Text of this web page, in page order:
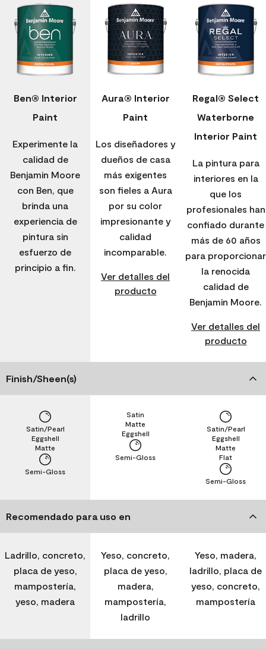
Ben® Interior
Paint
Experimente la
calidad de
Benjamin Moore
con Ben, que
brinda una
experiencia de
pintura sin
esfuerzo de
principio a fin.
Aura® Interior
Paint
Los diseñadores y
dueños de casa
más exigentes
son fieles a Aura
por su color
impresionante y
calidad
incomparable.
Ver detalles del
producto
Regal® Select
Waterborne
Interior Paint
La pintura para
interiores en la
que los
profesionales han
confiado durante
más de 60 años
para proporcionar
la renocida
calidad de
Benjamin Moore.
Ver detalles del
producto
Finish/Sheen(s)
Semi-Gloss
Matte
Eggshell
Satin/Pearl
Semi-Gloss
Eggshell
Matte
Satin
Semi-Gloss
Flat
Matte
Eggshell
Satin/Pearl
Recomendado para uso en
Ladrillo, concreto,
placa de yeso,
mampostería,
yeso, madera
Yeso, concreto,
placa de yeso,
madera,
mampostería,
ladrillo
Yeso, madera,
ladrillo, placa de
yeso, concreto,
mampostería